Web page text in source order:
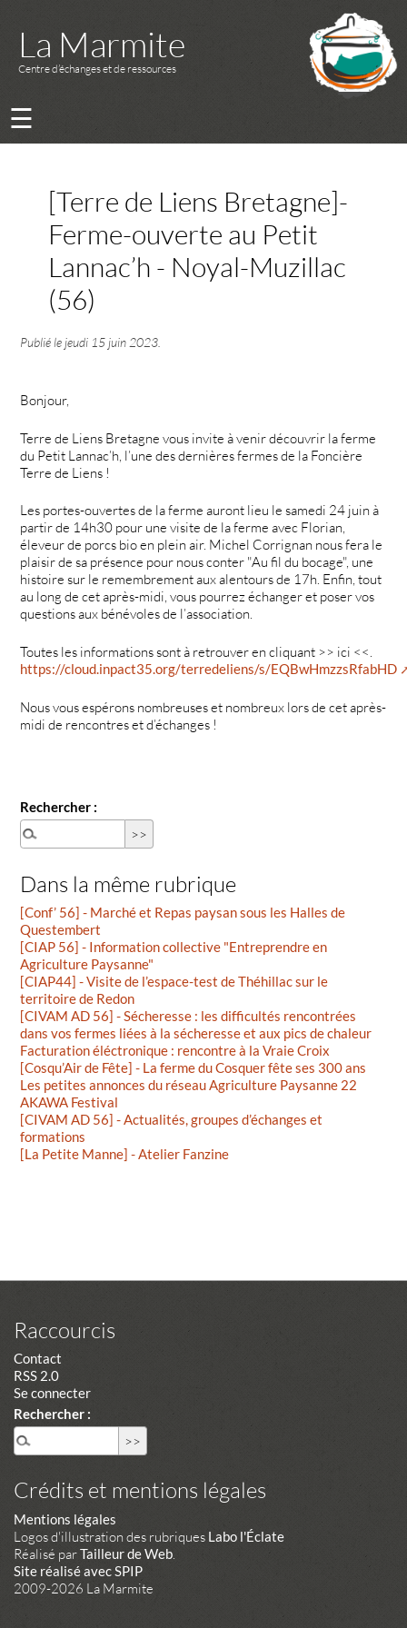
La Marmite
Centre d’échanges et de ressources
☰
[Terre de Liens Bretagne]-
Ferme-ouverte au Petit
Lannac’h - Noyal-Muzillac
(56)
Publié le jeudi 15 juin 2023
Bonjour,
Terre de Liens Bretagne vous invite à venir découvrir la ferme
du Petit Lannac’h, l’une des dernières fermes de la Foncière
Terre de Liens !
Les portes-ouvertes de la ferme auront lieu le samedi 24 juin à
partir de 14h30 pour une visite de la ferme avec Florian,
éleveur de porcs bio en plein air. Michel Corrignan nous fera le
plaisir de sa présence pour nous conter "Au fil du bocage", une
histoire sur le remembrement aux alentours de 17h. Enfin, tout
au long de cet après-midi, vous pourrez échanger et poser vos
questions aux bénévoles de l’association.
Toutes les informations sont à retrouver en cliquant >> ici <<.
https://cloud.inpact35.org/terredeliens/s/EQBwHmzzsRfabHD
Nous vous espérons nombreuses et nombreux lors de cet après-
midi de rencontres et d’échanges !
Rechercher :
Dans la même rubrique
[Conf’ 56] - Marché et Repas paysan sous les Halles de
Questembert
[CIAP 56] - Information collective "Entreprendre en
Agriculture Paysanne"
[CIAP44] - Visite de l’espace-test de Théhillac sur le
territoire de Redon
[CIVAM AD 56] - Sécheresse : les difficultés rencontrées
dans vos fermes liées à la sécheresse et aux pics de chaleur
Facturation éléctronique : rencontre à la Vraie Croix
[Cosqu’Air de Fête] - La ferme du Cosquer fête ses 300 ans
Les petites annonces du réseau Agriculture Paysanne 22
AKAWA Festival
[CIVAM AD 56] - Actualités, groupes d’échanges et
formations
[La Petite Manne] - Atelier Fanzine
Raccourcis
Contact
RSS 2.0
Se connecter
Rechercher :
Crédits et mentions légales
Mentions légales
Logos d'illustration des rubriques Labo l'Éclate
Réalisé parTailleur de Web
Site réalisé avec SPIP
2009-2026 La Marmite